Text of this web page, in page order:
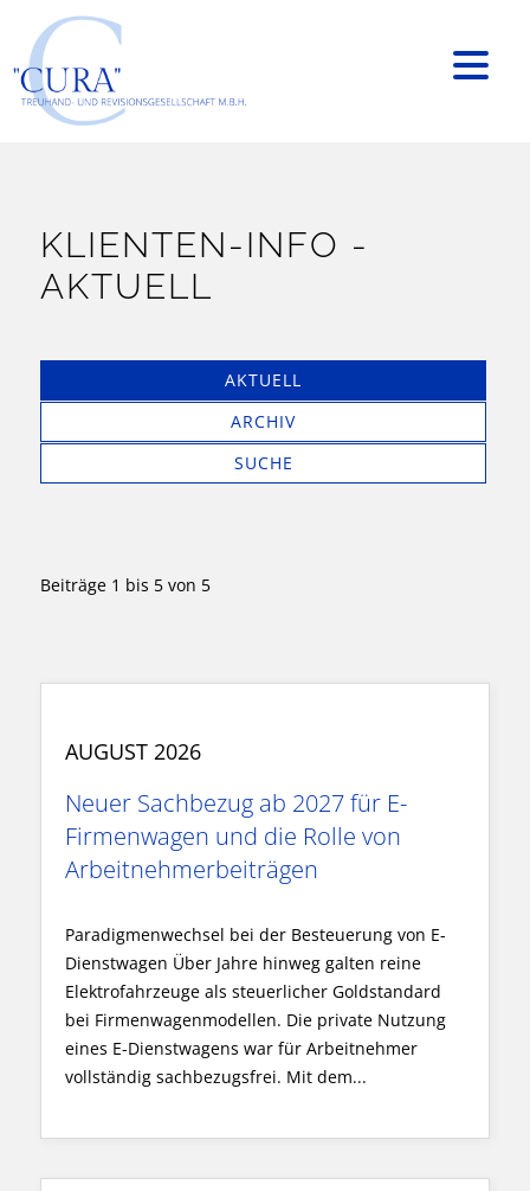
KLIENTEN-INFO -
AKTUELL
AKTUELL
ARCHIV
SUCHE
Beiträge 1 bis 5 von 5
AUGUST 2026
Neuer Sachbezug ab 2027 für E-
Firmenwagen und die Rolle von
Arbeitnehmer​­beiträgen
Paradigmenwechsel bei der Besteuerung von E-
Dienstwagen Über Jahre hinweg galten reine
Elektrofahrzeuge als steuerlicher Goldstandard
bei Firmenwagenmodellen. Die private Nutzung
eines E-Dienstwagens war für Arbeitnehmer
vollständig sachbezugsfrei. Mit dem...